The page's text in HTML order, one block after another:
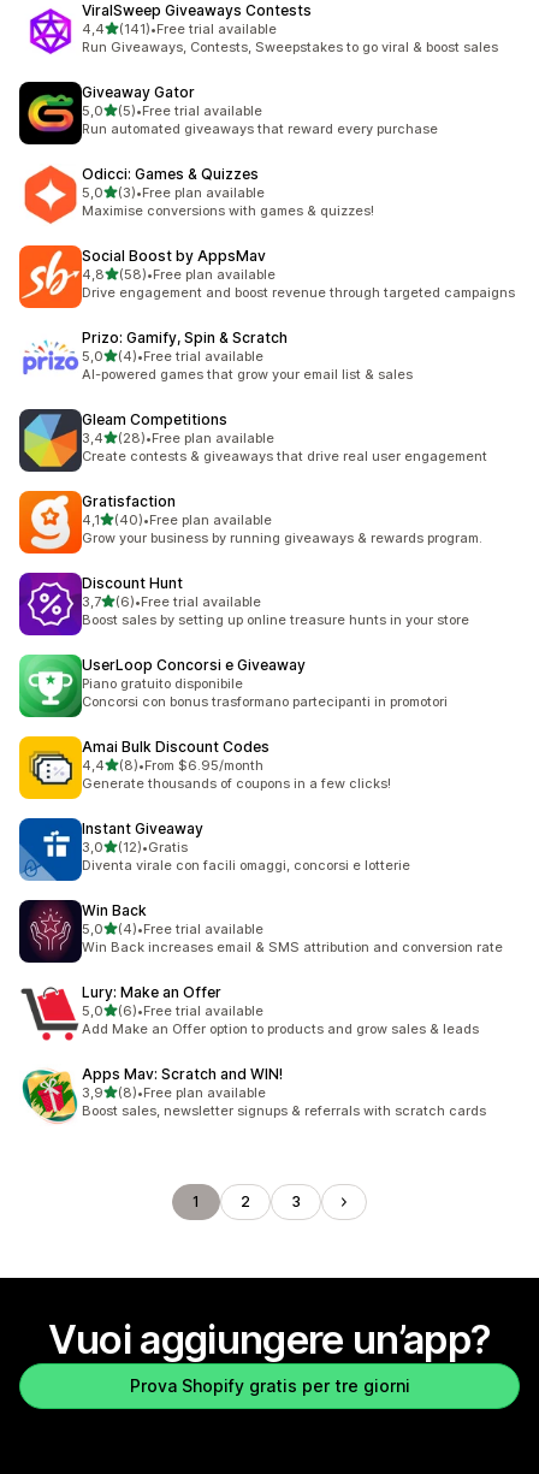
ViralSweep Giveaways Contests
4,4stelle su 5
(141)
141 recensioni totali
•Free trial available
Run Giveaways, Contests, Sweepstakes to go viral & boost sales
Giveaway Gator
5,0stelle su 5
(5)
5 recensioni totali
•Free trial available
Run automated giveaways that reward every purchase
Odicci: Games & Quizzes
5,0stelle su 5
(3)
3 recensioni totali
•Free plan available
Maximise conversions with games & quizzes!
Social Boost by AppsMav
4,8stelle su 5
(58)
58 recensioni totali
•Free plan available
Drive engagement and boost revenue through targeted campaigns
Prizo: Gamify, Spin & Scratch
5,0stelle su 5
(4)
4 recensioni totali
•Free trial available
AI-powered games that grow your email list & sales
Gleam Competitions
3,4stelle su 5
(28)
28 recensioni totali
•Free plan available
Create contests & giveaways that drive real user engagement
Gratisfaction
4,1stelle su 5
(40)
40 recensioni totali
•Free plan available
Grow your business by running giveaways & rewards program.
Discount Hunt
3,7stelle su 5
(6)
6 recensioni totali
•Free trial available
Boost sales by setting up online treasure hunts in your store
UserLoop Concorsi e Giveaway
Piano gratuito disponibile
Concorsi con bonus trasformano partecipanti in promotori
Amai Bulk Discount Codes
4,4stelle su 5
(8)
8 recensioni totali
•From $6.95/month
Generate thousands of coupons in a few clicks!
Instant Giveaway
3,0stelle su 5
(12)
12 recensioni totali
•Gratis
Diventa virale con facili omaggi, concorsi e lotterie
Win Back
5,0stelle su 5
(4)
4 recensioni totali
•Free trial available
Win Back increases email & SMS attribution and conversion rate
Lury: Make an Offer
5,0stelle su 5
(6)
6 recensioni totali
•Free trial available
Add Make an Offer option to products and grow sales & leads
Apps Mav: Scratch and WIN!
3,9stelle su 5
(8)
8 recensioni totali
•Free plan available
Boost sales, newsletter signups & referrals with scratch cards
1 2 3
Vuoi aggiungere un’app?
Prova Shopify gratis per tre giorni